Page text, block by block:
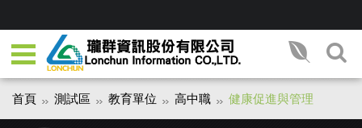
首頁 測試區 教育單位 高中職 健康促進與管理